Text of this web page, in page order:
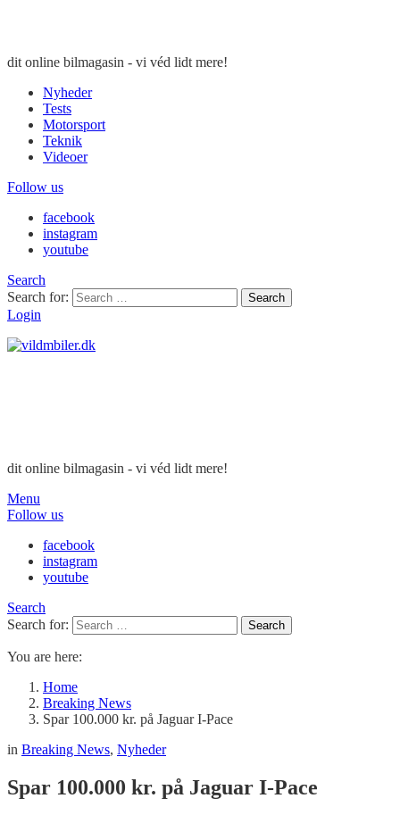
dit online bilmagasin - vi véd lidt mere!
Nyheder
Tests
Motorsport
Teknik
Videoer
Follow us
facebook
instagram
youtube
Search
Search for:
Search
Login
dit online bilmagasin - vi véd lidt mere!
Menu
Follow us
facebook
instagram
youtube
Search
Search for:
Search
You are here:
Home
Breaking News
Spar 100.000 kr. på Jaguar I-Pace
in Breaking News, Nyheder
Spar 100.000 kr. på Jaguar I-Pace